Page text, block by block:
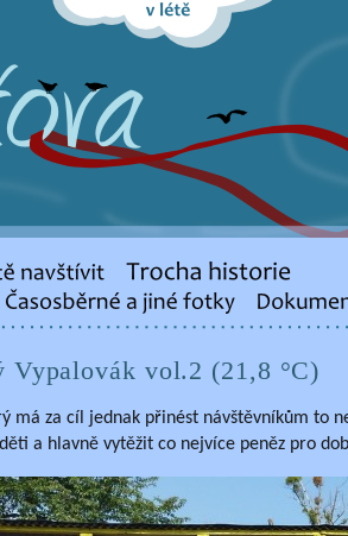
Vypalovák vol.2 (21,8 °C)
má za cíl jednak přinést návštěvníkům to
a hlavně vytěžit co nejvíce peněz pro